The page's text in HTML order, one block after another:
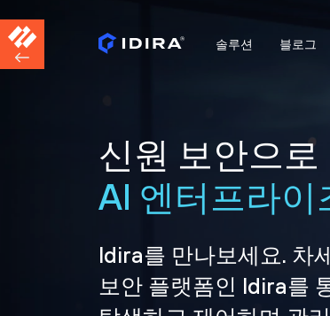
솔루션 블로그
신원 보안으로
AI 엔터프라이
Idira를 만나보세요. 차
보안 플랫폼인 Idira를